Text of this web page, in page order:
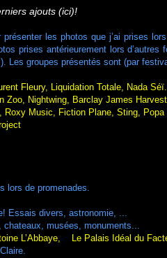
ajouts (ici)!
les photos que j’ai prises
prises antérieurement lors d’autres
Les groupes présentés sont (par
Fleury, Liquidation Totale, Nada Séï.
Zoo, Nightwing, Barclay James Harvest
Roxy Music, Fiction Plane, Sting, Popa
de promenades.
divers, astronomie, ...
musées, monuments...
L’Abbaye, Le Palais Idéal du